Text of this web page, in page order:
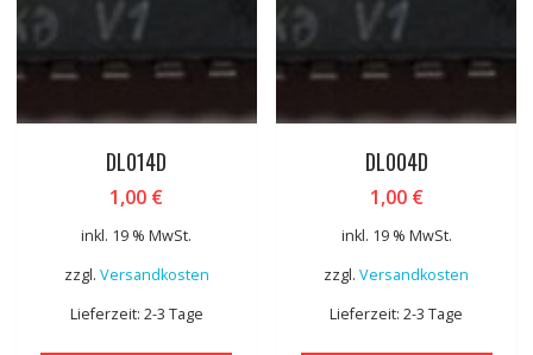
DL014D
1,00 €
inkl. 19 % MwSt.
zzgl. Versandkosten
Lieferzeit: 2-3 Tage
DL004D
1,00 €
inkl. 19 % MwSt.
zzgl.Versandkosten
Lieferzeit: 2-3 Tage